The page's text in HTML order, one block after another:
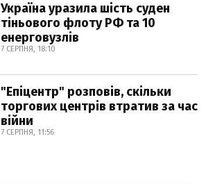
Україна уразила шість суден
тіньового флоту РФ та 10
енерговузлів
7 СЕРПНЯ, 18:10
"Епіцентр" розповів, скільки
торгових центрів втратив за час
війни
7 СЕРПНЯ, 11:56